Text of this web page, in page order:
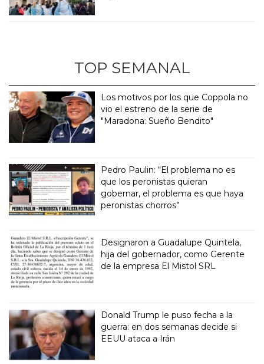
TOP SEMANAL
Los motivos por los que Coppola no
vio el estreno de la serie de
"Maradona: Sueño Bendito"
Pedro Paulin: “El problema no es
que los peronistas quieran
gobernar, el problema es que haya
peronistas chorros”
Designaron a Guadalupe Quintela,
hija del gobernador, como Gerente
de la empresa El Mistol SRL
Donald Trump le puso fecha a la
guerra: en dos semanas decide si
EEUU ataca a Irán